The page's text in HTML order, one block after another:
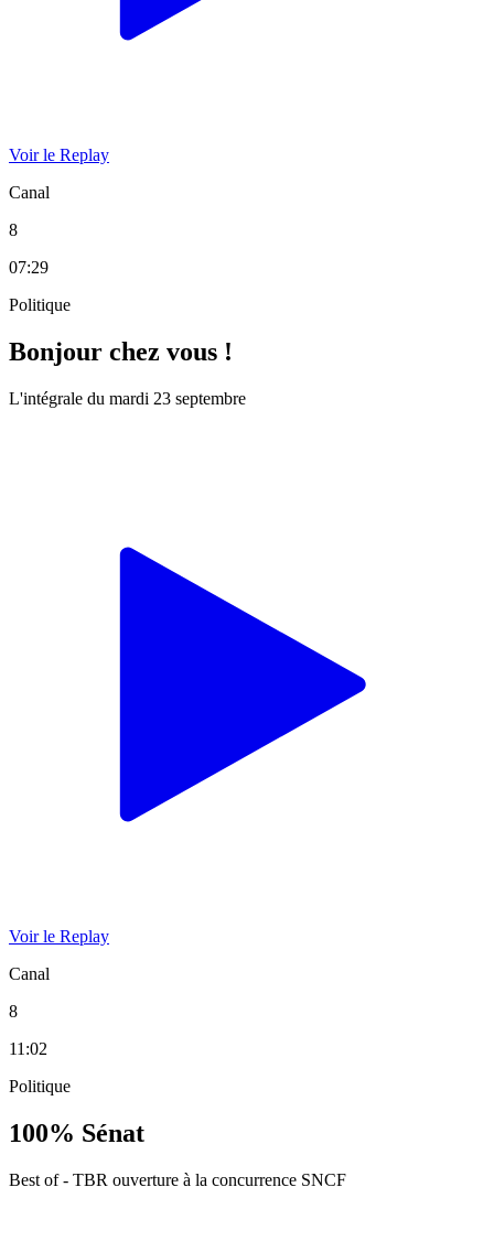
Voir le Replay
Canal
8
07:29
Politique
Bonjour chez vous !
L'intégrale du mardi 23 septembre
Voir le Replay
Canal
8
11:02
Politique
100% Sénat
Best of - TBR ouverture à la concurrence SNCF